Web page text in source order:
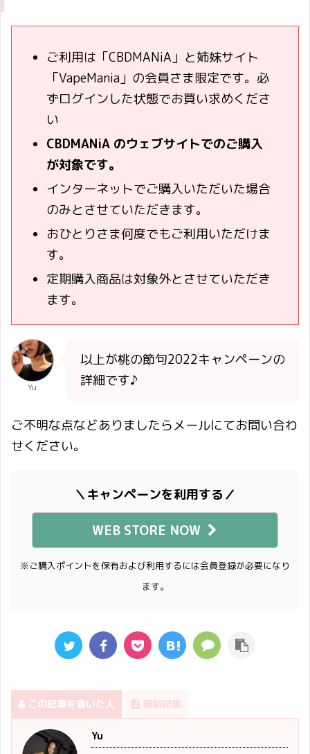
ご利用は「CBDMANiA」と姉妹サイト
「VapeMania」の会員さま限定です。必
ずログインした状態でお買い求めくださ
い
CBDMANiA のウェブサイトでのご購入
が対象です。
インターネットでご購入いただいた場合
のみとさせていただきます。
おひとりさま何度でもご利用いただけま
す。
定期購入商品は対象外とさせていただき
ます。
Yu
以上が桃の節句2022キャンペーンの
詳細です♪
ご不明な点などありましたらメールにてお問い合わ
せください。
＼キャンペーンを利用する／
WEB STORE NOW
※ご購入ポイントを保有および利用するには会員登録が必要になり
ます。
この記事を書いた人 最新記事
Yu